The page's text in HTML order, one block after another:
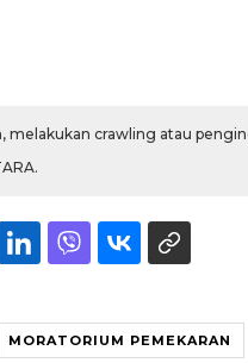
melakukan crawling atau
MORATORIUM PEMEKARAN